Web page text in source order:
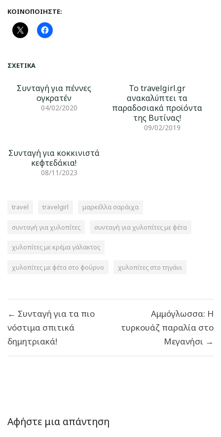
ΚΟΙΝΟΠΟΙΉΣΤΕ:
ΣΧΕΤΙΚΆ
Συνταγή για πέννες
ογκρατέν
04/02/2020
Το travelgirl.gr
ανακαλύπτει τα
παραδοσιακά προϊόντα
της Βυτίνας!
09/02/2019
Συνταγή για κοκκινιστά
κεφτεδάκια!
08/11/2023
travel travelgirl μαρκέλλα σαράιχα
συνταγή για χυλοπίτες συνταγή για χυλοπίτες με φέτα
χυλοπίτες με κρέμα γάλακτος
χυλοπίτες με φέτα στο φούρνο χυλοπίτες στο τηγάνι
άρθρων
← Συνταγή για τα πιο
νόστιμα σπιτικά
δημητριακά!
Αμμόγλωσσα: Η
τυρκουάζ παραλία στο
Μεγανήσι →
Αφήστε μια απάντηση